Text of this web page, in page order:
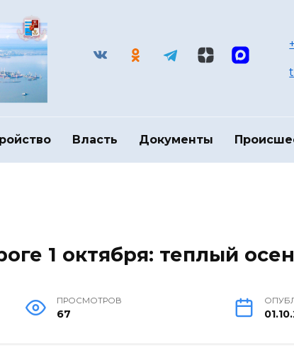
Власть Документы
1 октября: теплый
ПРОСМОТРОВ
67